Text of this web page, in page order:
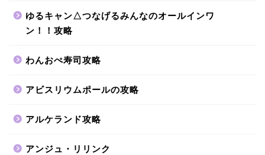
ゆるキャン△つなげるみんなのオールインワ
ン！！攻略
わんおぺ寿司攻略
アビスリウムポールの攻略
アルケランド攻略
アンジュ・リリンク